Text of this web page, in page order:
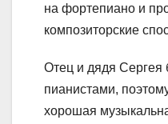
на фортепиано и
композиторские
Отец и дядя
пианистами,
хорошая